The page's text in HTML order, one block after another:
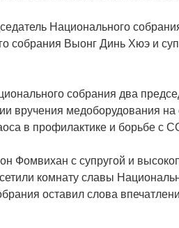
Национального
собрания Выонг Динь Хюэ и
собрания два
вручения медоборудования
в профилактике и борьбе с
Фомвихан с супругой и
комнату славы
оставил слова